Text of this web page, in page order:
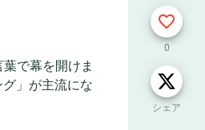
で幕を開けま
」が主流にな
0
シェア